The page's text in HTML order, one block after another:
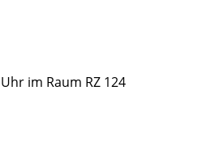
Numerische
Daten
im Raum RZ 124